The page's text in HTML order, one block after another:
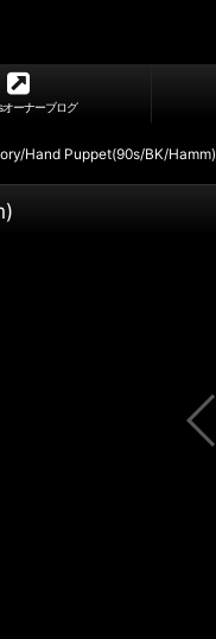
ーナーブログ
Hand Puppet(90s/BK/Hamm)